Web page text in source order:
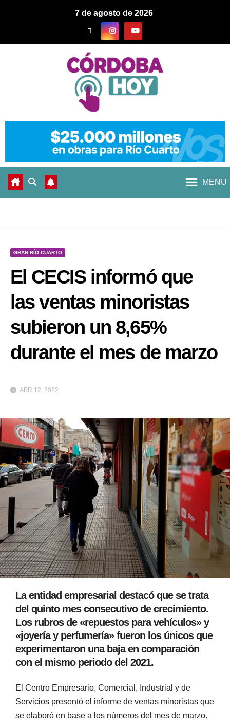
7 de agosto de 2026
MENU
GRAN RÍO CUARTO
El CECIS informó que
las ventas minoristas
subieron un 8,65%
durante el mes de marzo
ABR 12, 2022
La entidad empresarial destacó que se trata
del quinto mes consecutivo de crecimiento.
Los rubros de «repuestos para vehículos» y
«joyería y perfumería» fueron los únicos que
experimentaron una baja en comparación
con el mismo periodo del 2021.
El Centro Empresario, Comercial, Industrial y de
Servicios presentó el informe de ventas minoristas que
se elaboró en base a los números del mes de marzo.